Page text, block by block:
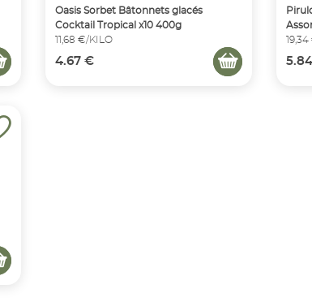
Oasis Sorbet Bâtonnets glacés
Cocktail Tropical x10 400g
11,68 €/KILO
4.67 €